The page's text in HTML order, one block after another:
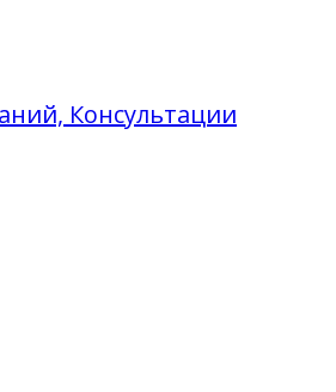
Консультации